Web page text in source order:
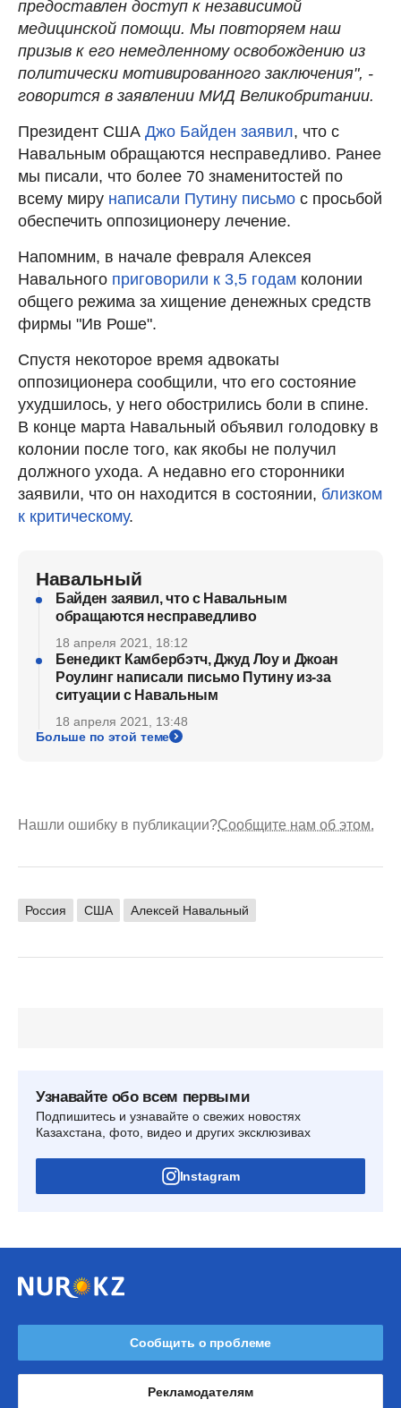
предоставлен доступ к независимой
медицинской помощи. Мы повторяем наш
призыв к его немедленному освобождению из
политически мотивированного заключения", -
говорится в заявлении МИД Великобритании.
Президент США Джо Байден заявил, что с
Навальным обращаются несправедливо. Ранее
мы писали, что более 70 знаменитостей по
всему миру написали Путину письмо с просьбой
обеспечить оппозиционеру лечение.
Напомним, в начале февраля Алексея
Навального приговорили к 3,5 годам колонии
общего режима за хищение денежных средств
фирмы "Ив Роше".
Спустя некоторое время адвокаты
оппозиционера сообщили, что его состояние
ухудшилось, у него обострились боли в спине.
В конце марта Навальный объявил голодовку в
колонии после того, как якобы не получил
должного ухода. А недавно его сторонники
заявили, что он находится в состоянии, близком
к критическому.
Навальный
Байден заявил, что с Навальным
обращаются несправедливо
18 апреля 2021, 18:12
Бенедикт Камбербэтч, Джуд Лоу и Джоан
Роулинг написали письмо Путину из-за
ситуации с Навальным
18 апреля 2021, 13:48
Больше по этой теме
Нашли ошибку в публикации?Сообщите нам об этом.
Россия США Алексей Навальный
Узнавайте обо всем первыми
Подпишитесь и узнавайте о свежих новостях
Казахстана, фото, видео и других эксклюзивах
Instagram
Сообщить о проблеме
Рекламодателям